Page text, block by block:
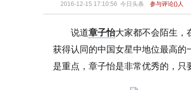
2016-12-15 17:10:56 今日头条 参与评论()人
说道章子怡大家都不会陌生，
获得认同的中国女星中地位最高
是重点，章子怡是非常优秀的，只